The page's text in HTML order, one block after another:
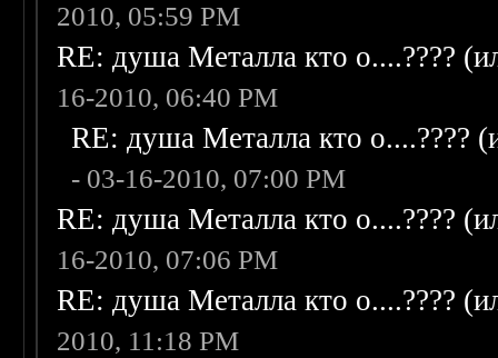
2010, 05:59 PM
RE: душа Металла кто о....????
16-2010, 06:40 PM
RE: душа Металла кто о....????
- 03-16-2010, 07:00 PM
RE: душа Металла кто о....????
16-2010, 07:06 PM
RE: душа Металла кто о....????
2010, 11:18 PM